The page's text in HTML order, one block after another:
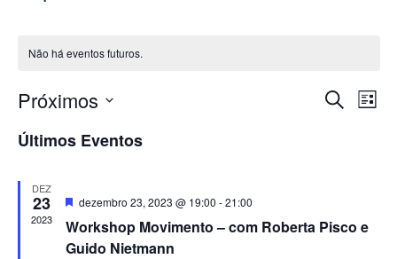
Não há eventos futuros.
de
Procurar
Lista
Próximos
a
data.
Últimos Eventos
DEZ
23
2023
Destacado
dezembro 23, 2023 @ 19:00 -21:00
Workshop Movimento – com Roberta Pisco e
Guido Nietmann